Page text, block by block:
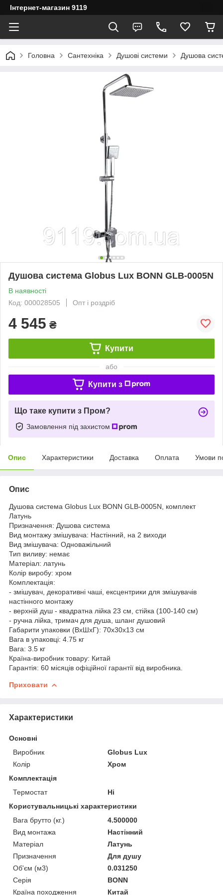
Інтернет-магазин 9119
Головна Сантехніка Душові системи Душова
Душова система Globus Lux BONN GLB-0005N
В наявності
Код: 000028505
Опт і роздріб
4 545 ₴
Купити
або
Купити з
Що таке купити з Пром?
Замовлення під захистом
Опис Характеристики Доставка Оплата Умови
Опис
Душова система Globus Lux BONN GLB-0005N, комплект
Латунь
Призначення: Душова система
Вид монтажу змішувача: Настінний, на 2 виходи
Вид змішувача: Одноважільний
Тип виливу: немає
Матеріал: латунь
Колір виробу: хром
Комплектація:
- змішувач, декоративні чаші, ексцентрики для змішувачів
настінного монтажу
- верхній душ - квадратна лійка 23 см, стійка (100-140 см)
- ручна лійка, тримач для душа, шланг душовий
Габарити упаковки (ВхШхГ): 70х30х13 см
Вага в упаковці: 4.75 кг
Вага: 3.5 кг
Країна-виробник товару: Китай
Гарантія: 60 місяців офіційної гарантії від виробника.
Приховати
Характеристики
Основні
Виробник
Globus Lux
Колір
Хром
Комплектація
Термостат
Ні
Користувальницькі характеристики
Вага брутто (кг.)
4.500000
Вид монтажа
Настінний
Матеріал
Латунь
Призначення
Для душу
Об'єм (м3)
0.031250
Серія
BONN
Країна походження
Китай